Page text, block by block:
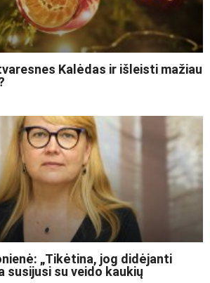
Kalėdas ir išleisti mažiau
„Tikėtina, jog didėjanti
susijusi su veido kaukių